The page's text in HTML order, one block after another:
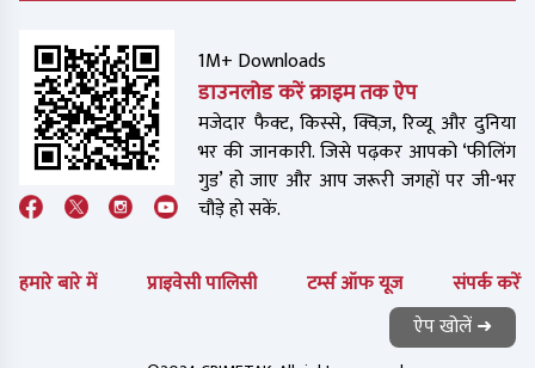
1M+ Downloads
डाउनलोड करें क्राइम तक ऐप
मजेदार फैक्ट, किस्से, क्विज़, रिव्यू और दुनिया
भर की जानकारी. जिसे पढ़कर आपको ‘फीलिंग
गुड’ हो जाए और आप जरूरी जगहों पर जी-भर
चौड़े हो सकें.
हमारे बारे में प्राइवेसी पालिसी टर्म्स ऑफ यूज संपर्क करें
ऐप खोलें ➜